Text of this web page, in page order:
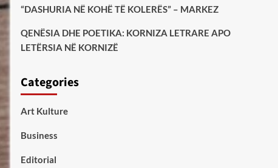
“DASHURIA NË KOHË TË KOLERËS” – MARKEZ
QENËSIA DHE POETIKA: KORNIZA LETRARE APO
LETËRSIA NË KORNIZË
Categories
Art Kulture
Business
Editorial